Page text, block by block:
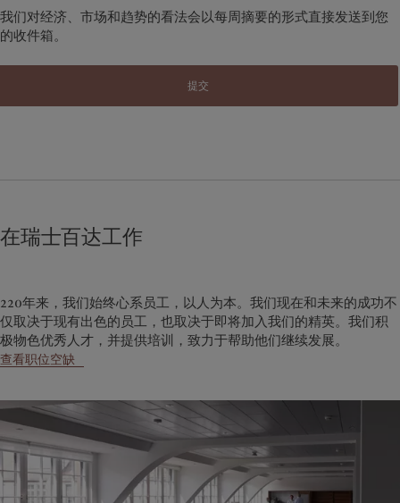
我们对经济、市场和趋势的看法会以每周摘要的形式直接发送到您
的收件箱。
提交
在瑞士百达工作
220年来，我们始终心系员工，以人为本。我们现在和未来的成功不
仅取决于现有出色的员工，也取决于即将加入我们的精英。我们积
极物色优秀人才，并提供培训，致力于帮助他们继续发展。
查看职位空缺